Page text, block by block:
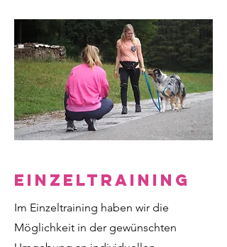
Einzeltraining
Im Einzeltraining haben wir die
Möglichkeit in der gewünschten